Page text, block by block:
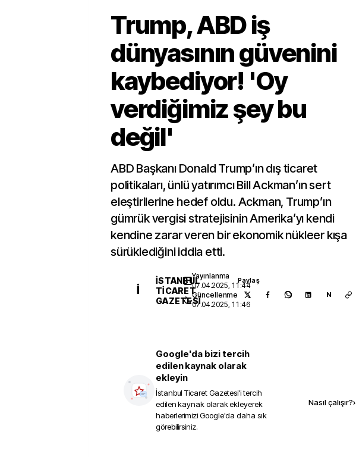
Trump, ABD iş
dünyasının güvenini
kaybediyor! 'Oy
verdiğimiz şey bu
değil'
ABD Başkanı Donald Trump’ın dış ticaret
politikaları, ünlü yatırımcı Bill Ackman’ın sert
eleştirilerine hedef oldu. Ackman, Trump’ın
gümrük vergisi stratejisinin Amerika’yı kendi
kendine zarar veren bir ekonomik nükleer kışa
sürüklediğini iddia etti.
İ
İSTANBUL
TICARET
GAZETESI
Yayınlanma
07.04.2025, 11:44
Güncellenme
07.04.2025, 11:46
Paylaş
N
Google'da bizi tercih
edilen kaynak olarak
ekleyin
İstanbul Ticaret Gazetesi'i tercih
edilen kaynak olarak ekleyerek
haberlerimizi Google'da daha sık
görebilirsiniz.
Nasıl çalışır?›